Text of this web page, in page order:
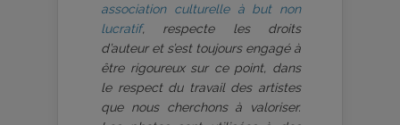
association culturelle à but non
lucratif, respecte les droits
d’auteur et s’est toujours engagé à
être rigoureux sur ce point, dans
le respect du travail des artistes
que nous cherchons à valoriser.